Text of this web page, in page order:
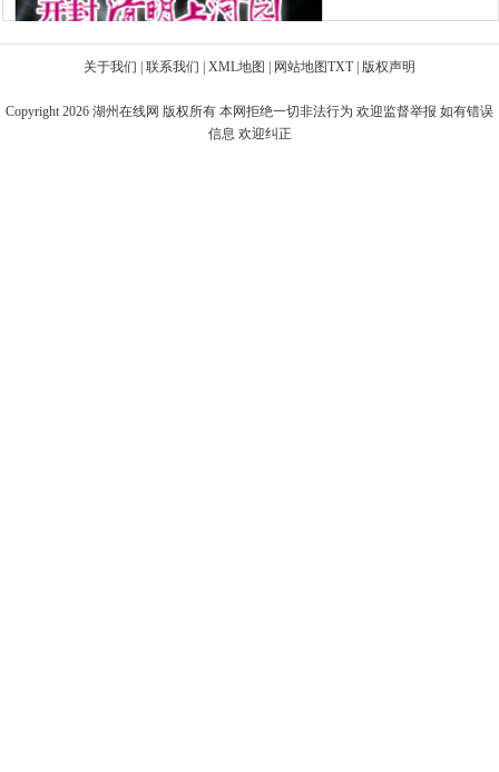
关于我们 联系我们 XML地图 网站地图TXT| 版权声明
Copyright 2026 湖州在线网 版权所有 本网拒绝一切非法行为 欢迎监督举报 如有错误
信息 欢迎纠正